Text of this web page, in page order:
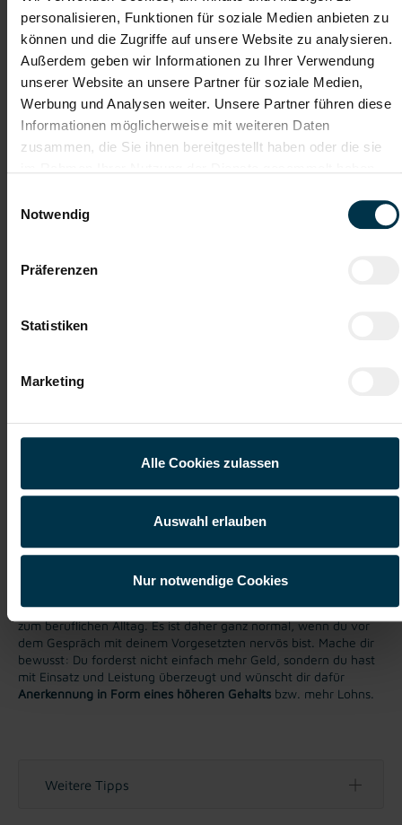
personalisieren, Funktionen für soziale Medien anbieten zu
können und die Zugriffe auf unsere Website zu analysieren.
Außerdem geben wir Informationen zu Ihrer Verwendung
unserer Website an unsere Partner für soziale Medien,
Werbung und Analysen weiter. Unsere Partner führen diese
Informationen möglicherweise mit weiteren Daten
zusammen, die Sie ihnen bereitgestellt haben oder die sie
Notwendig
Präferenzen
Statistiken
Marketing
Alle Cookies zulassen
Auswahl erlauben
Nur notwendige Cookies
Standardfloskeln à la „mit großem Interesse habe ich Ihr
Stelleninserat gelesen…“. Vergiss nicht, eine Signatur mit deinen
Kontaktdaten anzufügen.
Weitere Tipps zum Bewerbungsschreiben
Gehaltsverhandlungen sind nie einfachund gehören auch nicht
zum beruflichen Alltag. Es ist daher ganz normal, wenn du vor
dem Gespräch mit deinem Vorgesetzten nervös bist. Mache dir
bewusst: Du forderst nicht einfach mehr Geld, sondern du hast
mit Einsatz und Leistung überzeugt und wünscht dir dafür
Anerkennung in Form eines höheren Gehalts bzw. mehr Lohns.
Weitere Tipps